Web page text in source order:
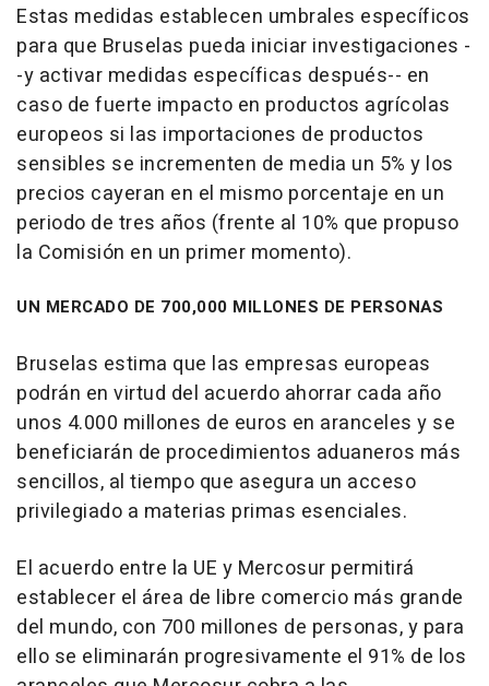
Estas medidas establecen umbrales específicos
para que Bruselas pueda iniciar investigaciones -
-y activar medidas específicas después-- en
caso de fuerte impacto en productos agrícolas
europeos si las importaciones de productos
sensibles se incrementen de media un 5% y los
precios cayeran en el mismo porcentaje en un
periodo de tres años (frente al 10% que propuso
la Comisión en un primer momento).
UN MERCADO DE 700,000 MILLONES DE PERSONAS
Bruselas estima que las empresas europeas
podrán en virtud del acuerdo ahorrar cada año
unos 4.000 millones de euros en aranceles y se
beneficiarán de procedimientos aduaneros más
sencillos, al tiempo que asegura un acceso
privilegiado a materias primas esenciales.
El acuerdo entre la UE y Mercosur permitirá
establecer el área de libre comercio más grande
del mundo, con 700 millones de personas, y para
ello se eliminarán progresivamente el 91% de los